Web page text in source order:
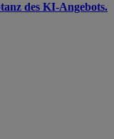
des KI-Angebots.